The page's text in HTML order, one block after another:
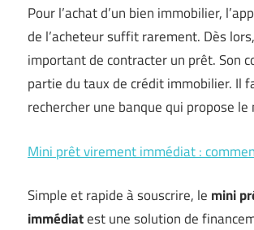
Pour l’achat d’un bien immobilier,
de l’acheteur suffit rarement. Dès
important de contracter un prêt. Son
partie du taux de crédit immobilier. Il
rechercher une banque qui propose
Mini prêt virement immédiat :
Simple et rapide à souscrire, le mini
immédiatest une solution de